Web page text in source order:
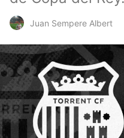
Juan Sempere Albert